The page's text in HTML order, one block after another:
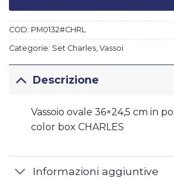
COD: PM0132#CHRL
Categorie: Set Charles Vassoi
Descrizione
Vassoio ovale 36×24,5 cm in
color box CHARLES
Informazioni aggiuntive